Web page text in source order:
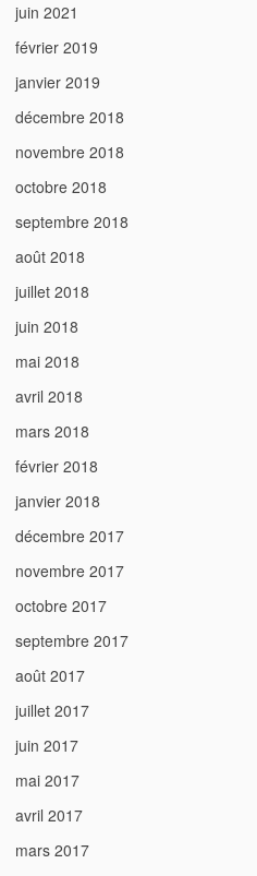
juin 2021
février 2019
janvier 2019
décembre 2018
novembre 2018
octobre 2018
septembre 2018
août 2018
juillet 2018
juin 2018
mai 2018
avril 2018
mars 2018
février 2018
janvier 2018
décembre 2017
novembre 2017
octobre 2017
septembre 2017
août 2017
juillet 2017
juin 2017
mai 2017
avril 2017
mars 2017